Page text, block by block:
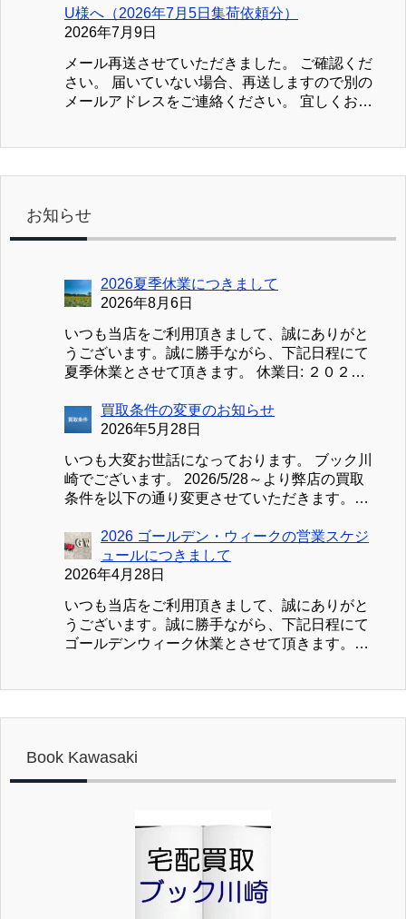
U様へ（2026年7月5日集荷依頼分）
2026年7月9日
メール再送させていただきました。 ご確認くだ
さい。 届いていない場合、再送しますので別の
メールアドレスをご連絡ください。 宜しくお願
お知らせ
2026夏季休業につきまして
2026年8月6日
いつも当店をご利用頂きまして、誠にありがと
うございます。誠に勝手ながら、下記日程にて
夏季休業とさせて頂きます。 休業日: ２０２６
①買取受付につきまして ２０２６／８／１０
（月）～２０２６／８／１６（日）まで買取受
り受付・査定を行いますが、混雑状況により査
定完了が遅延する場合がございます。予めご了
承ください。 ②お見積り、お問合せにつきまし
返信が８／１７（月）以降になる場合がござい
ます。 ③【処分用】お引き取りにつきまして
【処分用】お引き取りのお申込みと発送は可能
ですが、荷物の受領が８／１７（月）以降にな
る場合がございます。 以上ご不便をお掛け致
しますが、よろしくお願い致します。 熱中症
買取条件の変更のお知らせ
2026年5月28日
いつも大変お世話になっております。 ブック川
崎でございます。 2026/5/28～より弊店の買取
条件を以下の通り変更させていただきます。
品30点以上（変更前20点）、または、事前見積
の合計金額が3,000円（変更前2,000円）以上よ
り受付させていただきます。 また、事前見積が
りの買取金額が3,000円未満の場合、当店までの
送料実費を振込合計金額より差し引かせていた
だきますのでご注意ください。 特に初回の方
ご不便をおかけしますが、諸経費高騰のおり、
2026 ゴールデン・ウィークの営業スケジ
ュールにつきまして
2026年4月28日
いつも当店をご利用頂きまして、誠にありがと
うございます。誠に勝手ながら、下記日程にて
ゴールデンウィーク休業とさせて頂きます。休
買取受付を休止致します。５／７（木）より平
完了が遅延する場合がございます。予めご了承
ください。 ②お見積り、お問合せの送信は可能
は可能ですが、お荷物の受領が５／７（木）以
降になる場合がございます。 以上ご不便をお掛
け致しますが、よろしくお願い致します。 どう
ぞよい連休をお過ごしください。
Book Kawasaki